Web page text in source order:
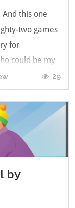
And this one
two games
for
could be my
หลังอ่าน
ด้ความแสบ
หูเอ...
29
by